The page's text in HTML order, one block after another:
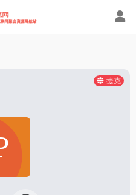
捷克